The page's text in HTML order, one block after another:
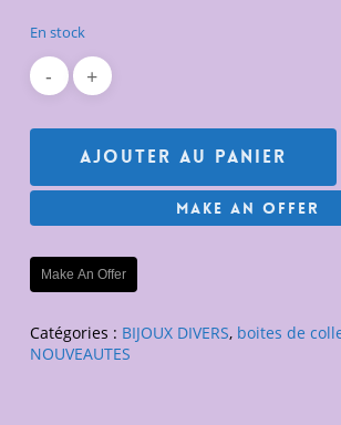
En stock
Ajouter Au Panier
Make An Offer
Make An Offer
Catégories : BIJOUX DIVERS, boites de
NOUVEAUTES